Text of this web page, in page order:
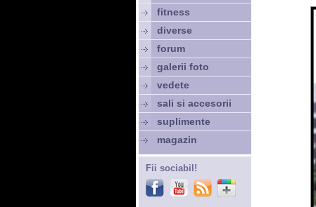
fitness
diverse
forum
galerii foto
vedete
sali si accesorii
suplimente
magazin
Fii sociabil!